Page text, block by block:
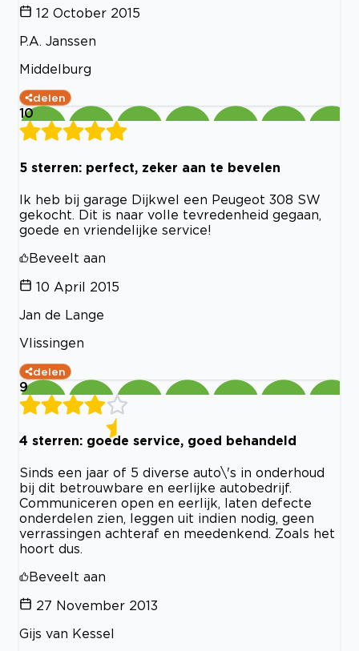
12 October 2015
P.A. Janssen
Middelburg
delen
10
5 sterren: perfect, zeker aan te bevelen
Ik heb bij garage Dijkwel een Peugeot 308 SW
gekocht. Dit is naar volle tevredenheid gegaan,
goede en vriendelijke service!
Beveelt aan
10 April 2015
Jan de Lange
Vlissingen
delen
9
4 sterren: goede service, goed behandeld
Sinds een jaar of 5 diverse auto\'s in onderhoud
bij dit betrouwbare en eerlijke autobedrijf.
Communiceren open en eerlijk, laten defecte
onderdelen zien, leggen uit indien nodig, geen
verrassingen achteraf en meedenkend. Zoals het
hoort dus.
Beveelt aan
27 November 2013
Gijs van Kessel